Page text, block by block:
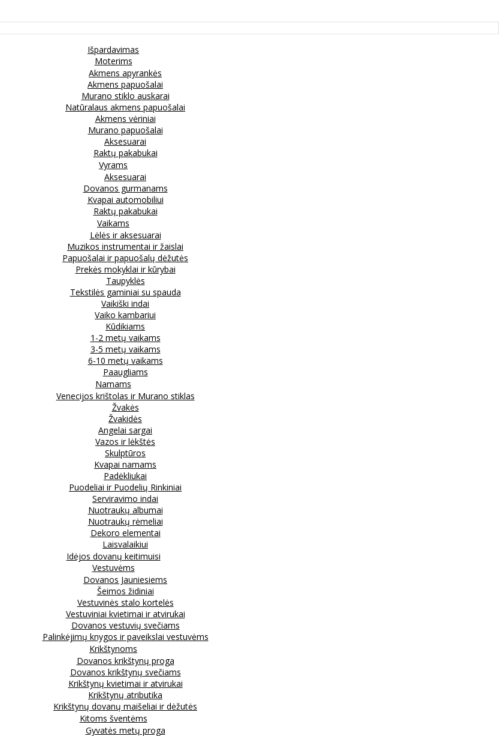
Išpardavimas
Moterims
Akmens apyrankės
Akmens papuošalai
Murano stiklo auskarai
Natūralaus akmens papuošalai
Akmens vėriniai
Murano papuošalai
Aksesuarai
Raktų pakabukai
Vyrams
Aksesuarai
Dovanos gurmanams
Kvapai automobiliui
Raktų pakabukai
Vaikams
Lėlės ir aksesuarai
Muzikos instrumentai ir žaislai
Papuošalai ir papuošalų dėžutės
Prekės mokyklai ir kūrybai
Taupyklės
Tekstilės gaminiai su spauda
Vaikiški indai
Vaiko kambariui
Kūdikiams
1-2 metų vaikams
3-5 metų vaikams
6-10 metų vaikams
Paaugliams
Namams
Venecijos krištolas ir Murano stiklas
Žvakės
Žvakidės
Angelai sargai
Vazos ir lėkštės
Skulptūros
Kvapai namams
Padėkliukai
Puodeliai ir Puodelių Rinkiniai
Serviravimo indai
Nuotraukų albumai
Nuotraukų rėmeliai
Dekoro elementai
Laisvalaikiui
Idėjos dovanų keitimuisi
Vestuvėms
Dovanos Jauniesiems
Šeimos židiniai
Vestuvinės stalo kortelės
Vestuviniai kvietimai ir atvirukai
Dovanos vestuvių svečiams
Palinkėjimų knygos ir paveikslai vestuvėms
Krikštynoms
Dovanos krikštynų proga
Dovanos krikštynų svečiams
Krikštynų kvietimai ir atvirukai
Krikštynų atributika
Krikštynų dovanų maišeliai ir dėžutės
Kitoms šventėms
Gyvatės metų proga